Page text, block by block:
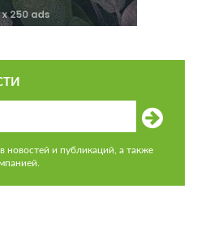
новостей и публикаций, а также